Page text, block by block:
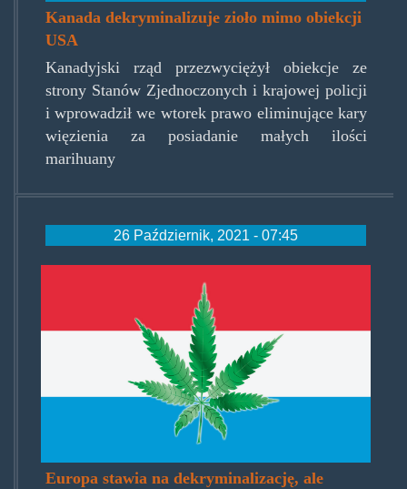
Kanada dekryminalizuje zioło mimo obiekcji
USA
Kanadyjski rząd przezwyciężył obiekcje ze
strony Stanów Zjednoczonych i krajowej policji
i wprowadził we wtorek prawo eliminujące kary
więzienia za posiadanie małych ilości
marihuany
26 Październik, 2021 - 07:45
cannabis-
Europa stawia na dekryminalizację, ale